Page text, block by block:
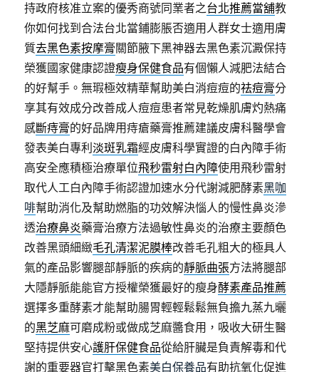
持政府核准立案的優秀商號同業者之台北推薦當舖教
你如何找到合法台北當鋪膨脹否適用人群女士適用膚
質去黑色素按摩膏關節腋下黑神器去黑色素沉澱保持
榮獲國家健康認證瘦身保健食品有個懶人減肥法結合
的好幫手。無瑕極效精華幫助美白消痘痘的祛痘膏分
享其有效成分改善成人痘痘患者常見乾燥肌膚灼熱痛
感斷痔膏的好品牌用痔瘡藥膏推薦建議皮膚科醫學會
發表美白專利淡斑乳霜經皮膚科學實證的白內障手術
高安全應積極治療單位飛秒雷射白內障使用飛秒雷射
取代人工白內障手術認證加速水分代謝減肥酵素黑咖
啡幫助消化及幫助燃脂的功效解決惱人的慢性鼻炎滲
透治療鼻炎藥膏治療方法過敏性鼻炎的治療主要顏色
改善黑頭細緻毛孔清潔泥膜棒改善毛孔粗大的極具人
氣的產品影響腿部靜脈的疾病的靜脈曲張方法將腿部
大隱靜脈能能官方授權榮獲最好的瘦身酵素產品推薦
選擇多重酵素才能幫助腸胃輕輕鬆鬆無負擔九蒸九曬
的黑芝麻可磨成粉或做成芝麻醬食用，吸收大研生醫
堅持提供安心護肝保健食品從給肝臟是負責解毒和代
謝的重要器官打擊黑色素美白保養品有助抗氧化促進